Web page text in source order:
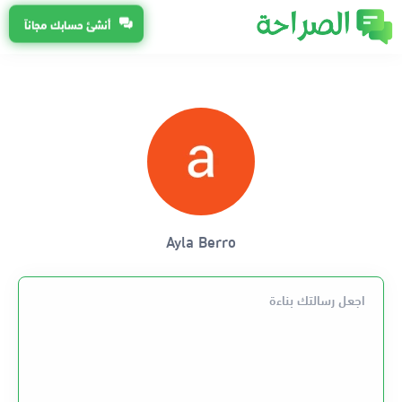
أنشئ حسابك مجاناً
Ayla Berro